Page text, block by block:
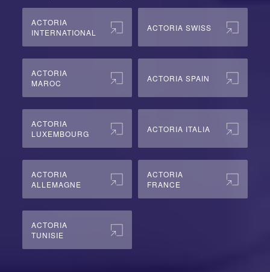
ACTORIA
INTERNATIONAL
ACTORIA SWISS
ACTORIA
MAROC
ACTORIA SPAIN
ACTORIA
LUXEMBOURG
ACTORIA ITALIA
ACTORIA
ALLEMAGNE
ACTORIA
FRANCE
ACTORIA
TUNISIE